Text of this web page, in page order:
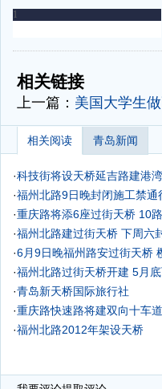
-
相关链接
上一篇： 美国大学生
相关阅读 青岛新闻
·科技街将设天桥延吉路建港
·福州北路9日晚封闭施工禁通
·重庆路将添6座过街天桥 10
·福州北路建过街天桥 下周六
·6月9日晚福州路安过街天桥
·福州北路过街天桥开建 5月
·青岛新天桥国际旅行社
·重庆路快速路将建双向十车
·福州北路2012年架设天桥